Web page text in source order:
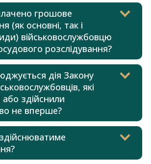
грошове
(як основні, так і
військовослужбовцю
розслідування?
дія Закону
які
здійснили
не вперше?